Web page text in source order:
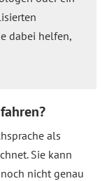
dabei helfen,
als
Sie kann
nicht genau